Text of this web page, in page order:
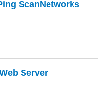
ScanNetworks
Server